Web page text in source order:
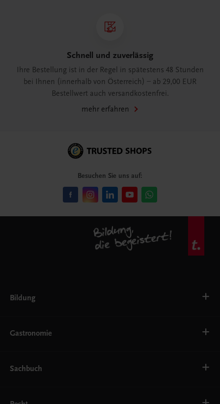
Schnell und zuverlässig
Ihre Bestellung ist in der Regel in spätestens 48 Stunden
bei Ihnen (innerhalb von Österreich) – ab 29,00 EUR
Bestellwert auch versandkostenfrei.
mehr erfahren
Besuchen Sie uns auf:
Bildung
AHS
EWF/ZWF
FW
Gastronomie
Getränke
Service
Sachbuch